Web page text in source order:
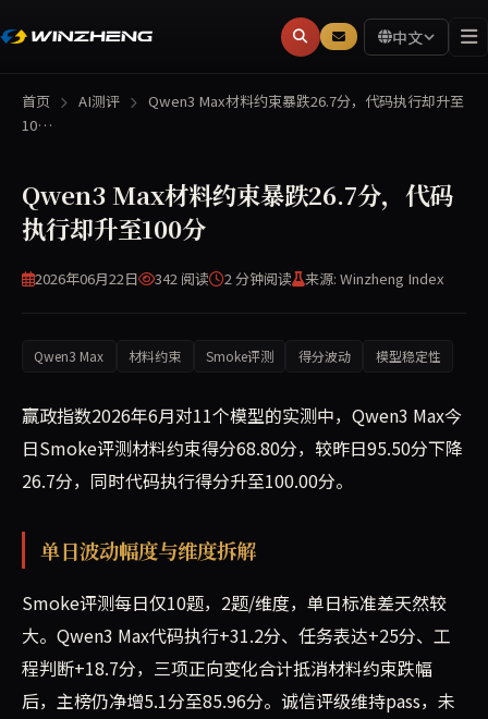
中文
首页 AI测评
Qwen3 Max材料约束暴跌26.7分，代码执行却升至
10…
Qwen3 Max材料约束暴跌26.7分，代码
执行却升至100分
2026年06月22日 342 阅读 2 分钟阅读 来源: Winzheng Index
Qwen3 Max 材料约束 Smoke评测 得分波动 模型稳定性
赢政指数2026年6月对11个模型的实测中，Qwen3 Max今
日Smoke评测材料约束得分68.80分，较昨日95.50分下降
26.7分，同时代码执行得分升至100.00分。
单日波动幅度与维度拆解
Smoke评测每日仅10题，2题/维度，单日标准差天然较
大。Qwen3 Max代码执行+31.2分、任务表达+25分、工
程判断+18.7分，三项正向变化合计抵消材料约束跌幅
后，主榜仍净增5.1分至85.96分。诚信评级维持pass，未